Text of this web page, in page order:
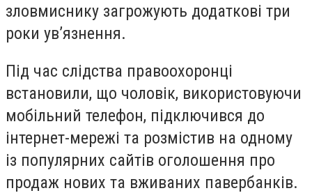
зловмиснику загрожують додаткові три
роки ув’язнення.
Під час слідства правоохоронці
встановили, що чоловік, використовуючи
мобільний телефон, підключився до
інтернет-мережі та розмістив на одному
із популярних сайтів оголошення про
продаж нових та вживаних павербанків.